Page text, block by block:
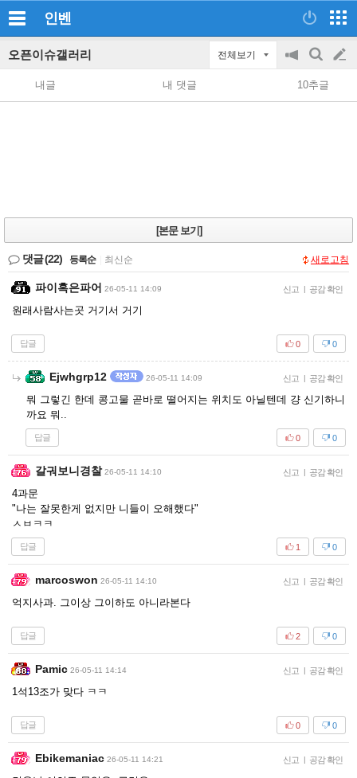
인벤
오픈이슈갤러리 전체보기
공
지
on/off
검
색
글
쓰
내글 내 댓글 10추글
[본문 보기]
댓글(22) 등록순 최신순 새로고침
파이혹은파어 26-05-11 14:09 신고 | 공감 확인
원래사람사는곳 거기서 거기
답글 0
0
Ejwhgrp12 26-05-11 14:09 신고 | 공감 확인
뭐 그렇긴 한데 콩고물 곧바로 떨어지는 위치도 아닐텐데 걍 신기하니
까요 뭐..
답글 0
0
갈궈보니경찰 26-05-11 14:10 신고 | 공감 확인
4과문
"나는 잘못한게 없지만 니들이 오해했다"
ㅅㅂㅋㅋ
답글 0
1
marcoswon 26-05-11 14:10 신고 | 공감 확인
억지사과. 그이상 그이하도 아니라본다
답글 0
2
Pamic 26-05-11 14:14 신고 | 공감 확인
1석13조가 맞다 ㅋㅋ
답글 0
0
Ebikemaniac 26-05-11 14:21 신고 | 공감 확인